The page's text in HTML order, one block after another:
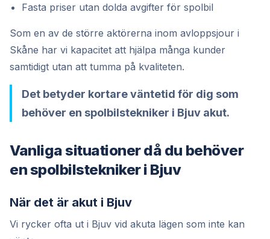
Fasta priser utan dolda avgifter för spolbil
Som en av de större aktörerna inom avloppsjour i
Skåne har vi kapacitet att hjälpa många kunder
samtidigt utan att tumma på kvaliteten.
Det betyder kortare väntetid för dig som
behöver en spolbilstekniker i Bjuv akut.
Vanliga situationer då du behöver
en spolbilstekniker i Bjuv
När det är akut i Bjuv
Vi rycker ofta ut i Bjuv vid akuta lägen som inte kan